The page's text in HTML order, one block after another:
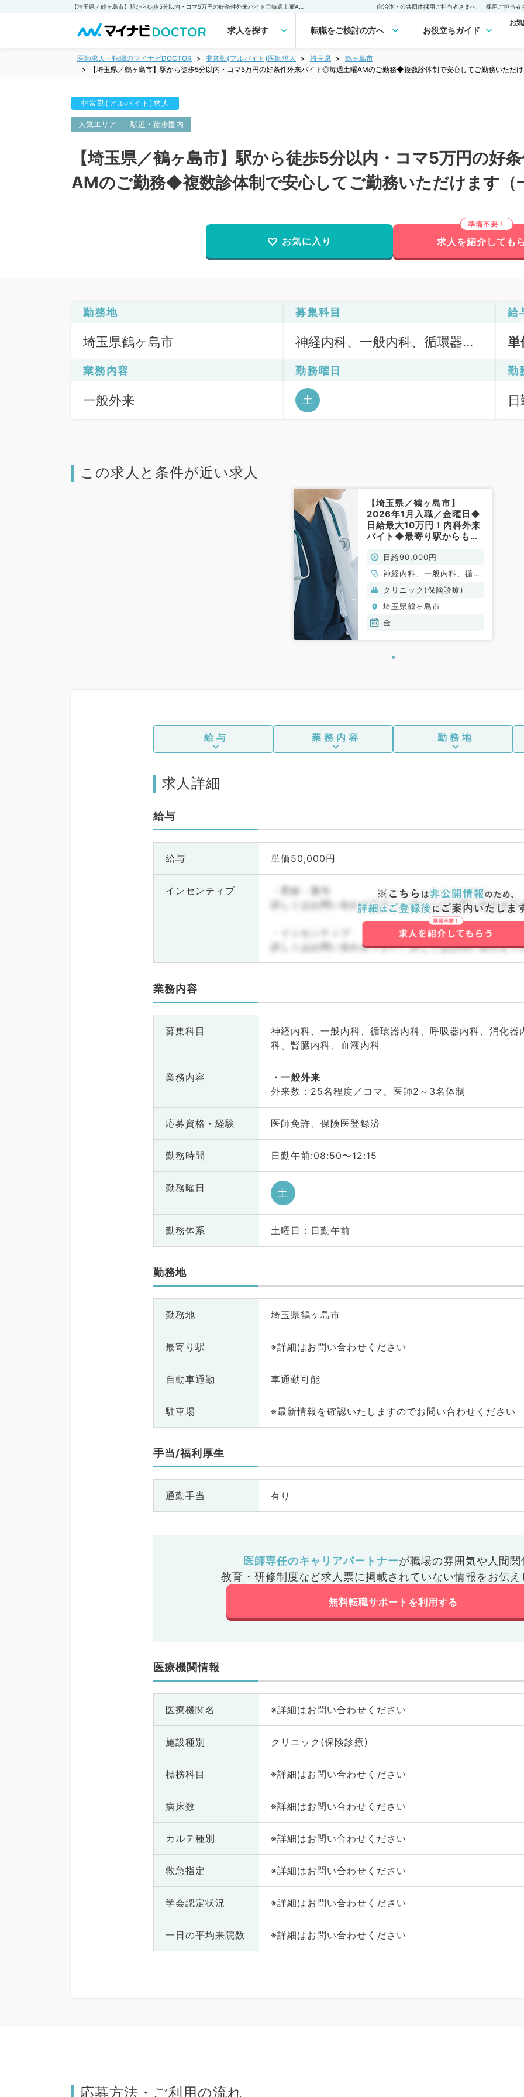
自治体・公共団体採用ご担当者さまへ 採用ご担当者
求人を探す 転職をご検討の方へ お役立ちガイド
お
医師求人・転職のマイナビDOCTOR 非常勤(アルバイト)医師求人 埼玉県
鶴ヶ島市
【埼玉県／鶴ヶ島市】駅から徒歩5分以内・コマ5万円の好条件外来バイト◎毎週土曜AMのご勤務◆複数診体制で安心してご勤務いただ
非常勤(アルバイト)求人
人気エリア 駅近・徒歩圏内
【埼玉県／鶴ヶ島市】駅から徒歩5分以内・コマ5万円の好
AMのご勤務◆複数診体制で安心してご勤務いただけます（
お気に入り 求人を紹介しても
勤務地
埼玉県鶴ヶ島市
募集科目
神経内科、一般内科、循環器内
内分泌・代謝内科、腎臓内科、
血液内科
給
業務内容
一般外来
勤務曜日
土
勤
この求人と条件が近い求人
【埼玉県／鶴ヶ島市】
2026年1月入職／金曜日◆
日給最大10万円！内科外来
バイト◆最寄り駅からも徒
程度と通勤至便です（一般
内科／非常勤）
日給90,000円
神経内科、一般内科、循環
器内科、呼吸器内科、消化
器内科、内分泌・代謝内
科、腎臓内科、老年内科、
血液内科
クリニック(保険診療)
埼玉県鶴ヶ島市
金
給与 業務内容 勤務地
求人詳細
給与
給与 単価50,000円
インセンティブ
・昇給・賞与
詳しくはお問い合わせ下さい。詳しくはお問い合わせ下
・インセンティブ
詳しくはお問い合わせ下さい。詳しくはお問い合わせ下
業務内容
募集科目
神経内科、一般内科、循環器内科、呼吸器内科、消化器
科、腎臓内科、血液内科
業務内容
一般外来
外来数：25名程度／コマ、医師2～3名体制
応募資格・ 経験 医師免許、保険医登録済
勤務時間 日勤午前:08:50〜12:15
勤務曜日 土
勤務体系 土曜日 : 日勤午前
勤務地
勤務地 埼玉県鶴ヶ島市
最寄り駅 ※詳細はお問い合わせください
自動車通勤 車通勤可能
駐車場 ※最新情報を確認いたしますのでお問い合わせください
手当/福利厚生
通勤手当 有り
医師専任のキャリアパートナーが職場の雰囲気や人間関
教育・研修制度など求人票に掲載されていない情報をお伝え
無料転職サポートを利用する
医療機関情報
医療機関名 ※詳細はお問い合わせください
施設種別 クリニック(保険診療)
標榜科目 ※詳細はお問い合わせください
病床数 ※詳細はお問い合わせください
カルテ種別 ※詳細はお問い合わせください
救急指定 ※詳細はお問い合わせください
学会認定状況 ※詳細はお問い合わせください
一日の平均来院数 ※詳細はお問い合わせください
応募方法・ご利用の流れ